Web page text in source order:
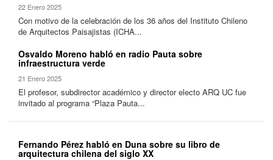
22 Enero 2025
Con motivo de la celebración de los 36 años del Instituto Chileno
de Arquitectos Paisajistas (ICHA...
Osvaldo Moreno habló en radio Pauta sobre
infraestructura verde
21 Enero 2025
El profesor, subdirector académico y director electo ARQ UC fue
invitado al programa “Plaza Pauta...
Fernando Pérez habló en Duna sobre su libro de
arquitectura chilena del siglo XX